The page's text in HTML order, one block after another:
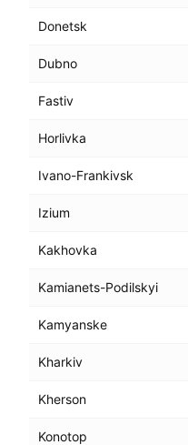
Donetsk
Dubno
Fastiv
Horlivka
Ivano-Frankivsk
Izium
Kakhovka
Kamianets-Podilskyi
Kamyanske
Kharkiv
Kherson
Konotop